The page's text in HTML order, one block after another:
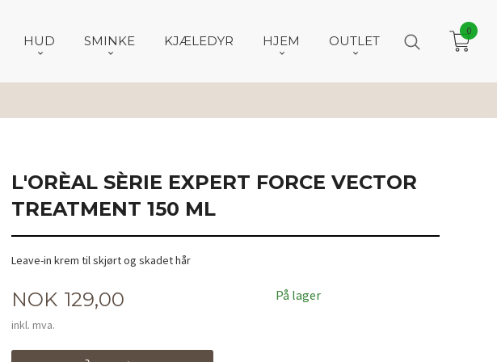
HUD SMINKE KJÆLEDYR HJEM OUTLET
0
L'ORÈAL SÈRIE EXPERT FORCE VECTOR
TREATMENT 150 ML
Leave-in krem til skjørt og skadet hår
Pris
NOK 129,00
inkl. mva.
På lager